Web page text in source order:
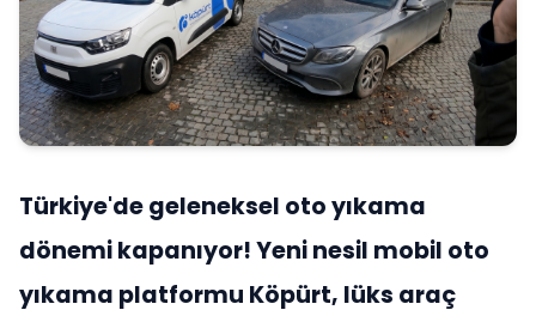
Türkiye'de geleneksel oto yıkama
dönemi kapanıyor! Yeni nesil mobil oto
yıkama platformu Köpürt, lüks araç